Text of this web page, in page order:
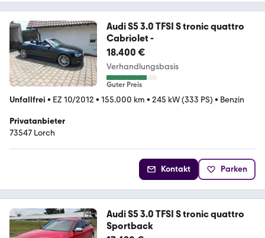
Audi S5 3.0 TFSI S tronic quattro
Cabriolet -
18.400 €
Verhandlungsbasis
Guter Preis
Unfallfrei • EZ 10/2012 • 155.000 km • 245 kW (333 PS) • Benzin
Privatanbieter
73547 Lorch
Kontakt Parken
Audi S5 3.0 TFSI S tronic quattro
Sportback